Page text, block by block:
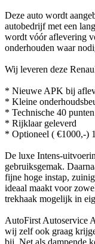
Deze auto wordt
autobedrijf met een
wordt vóór aflevering
onderhouden waar
Wij leveren deze
* Nieuwe APK bij
* Kleine
* Technische 40
* Rijklaar geleverd
* Optioneel ( €1000,-)
De luxe Intens-
gebruiksgemak.
fijne hoge instap,
ideaal maakt voor
trekhaak mogelijk in
AutoFirst Autoservice
wij zelf ook graag
bij. Net als dampende